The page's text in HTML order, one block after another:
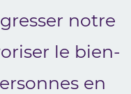
notre
le bien-
en